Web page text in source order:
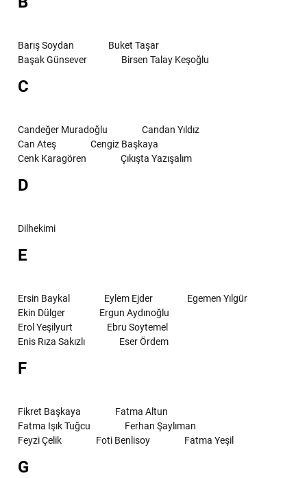
Barış Soydan
Buket Taşar
Başak Günsever
Birsen Talay Keşoğlu
C
Candeğer Muradoğlu
Candan Yıldız
Can Ateş
Cengiz Başkaya
Cenk Karagören
Çıkışta Yazışalım
D
Dilhekimi
E
Ersin Baykal Eylem Ejder
Egemen Yılgür
Ekin Dülger
Ergun Aydınoğlu
Erol Yeşilyurt
Ebru Soytemel
Enis Rıza Sakızlı
Eser Ördem
F
Fikret Başkaya
Fatma Altun
Fatma Işık Tuğcu
Ferhan Şaylıman
Feyzi Çelik
Foti Benlisoy Fatma Yeşil
G